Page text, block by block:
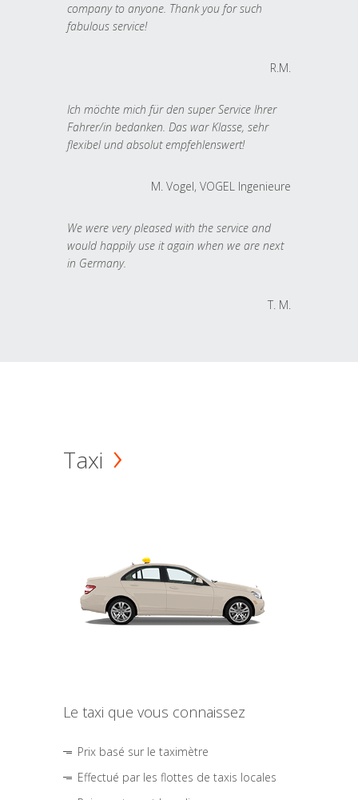
company to anyone. Thank you for such
fabulous service!
R.M.
Ich möchte mich für den super Service Ihrer
Fahrer/in bedanken. Das war Klasse, sehr
flexibel und absolut empfehlenswert!
M. Vogel, VOGEL Ingenieure
We were very pleased with the service and
would happily use it again when we are next
in Germany.
T. M.
Taxi
Le taxi que vous connaissez
Prix basé sur le taximètre
Effectué par les flottes de taxis locales